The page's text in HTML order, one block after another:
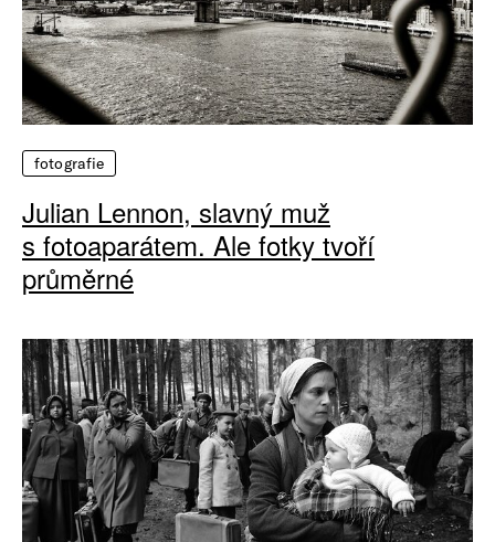
fotografie
Julian Lennon, slavný muž
s fotoaparátem. Ale fotky tvoří
průměrné